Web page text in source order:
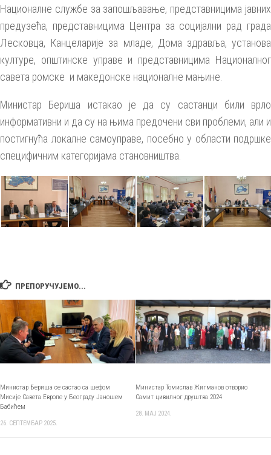
Националне службе за запошљавање, представницима јавних
предузећа, представницима Центра за социјални рад града
Лесковца, Канцеларије за младе, Дома здравља, установа
културе, општинске управе и представницима Националног
савета ромске и македонске националне мањине.
Министар Бериша истакао је да су састанци били врло
информативни и да су на њима предочени сви проблеми, али и
постигнућа локалне самоуправе, посебно у области подршке
специфичним категоријама становништва.
ПРЕПОРУЧУЈЕМО...
Министар Бериша се састао са шефом
Мисије Савета Европе у Београду Јаношем
Бабићем
26. СЕПТЕМБАР 2025.
Министар Томислав Жигманов отворио
Самит цивилног друштва 2024
28. МАЈ 2024.